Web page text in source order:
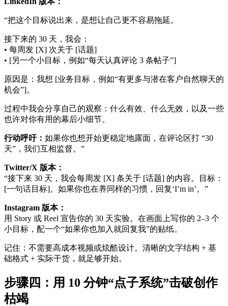
“把这个目标说出来，是想让自己更不容易拖延。
接下来的 30 天，我会：
• 每周发 [X] 次关于 [话题]
• [另一个小目标，例如“每天认真评论 3 条帖子”]
原因是：我想 [业务目标，例如“有更多与潜在客户自然聊天的
机会”]。
过程中我会分享自己的观察：什么有效、什么无效，以及一些
也许对你有用的幕后小细节。
行动呼吁： 如果你也想开始更稳定地露面，在评论区打 “30
天”，我们互相监督。”
Twitter/X 版本：
“接下来 30 天，我会每周发 [X] 条关于 [话题] 的内容。目标：
[一句话目标]。如果你也在养同样的习惯，回复‘I’m in’。”
Instagram 版本：
用 Story 或 Reel 宣告你的 30 天实验。在画面上写你的 2–3 个
小目标，配一个“如果你也加入就回复我”的贴纸。
记住：不需要高成本视频或炫酷设计。清晰的文字结构 + 基
础格式 + 实际干货，就足够开始。
步骤四：用 10 分钟“点子系统”击破创作
枯竭